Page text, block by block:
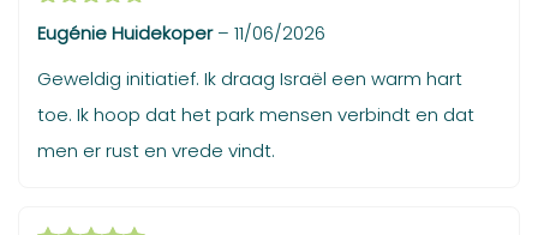
Gewaardeerd
5uit 5
Eugénie Huidekoper– 11/06/2026
Geweldig initiatief. Ik draag Israël een warm hart
toe. Ik hoop dat het park mensen verbindt en dat
men er rust en vrede vindt.